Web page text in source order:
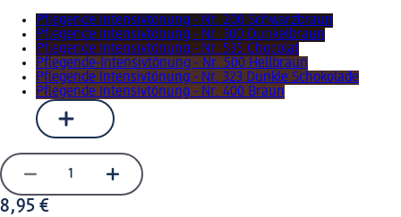
Pflegende Intensivtönung - Nr. 200 Schwarzbraun
Pflegende Intensivtönung - Nr. 300 Dunkelbraun
Pflegende Intensivtönung - Nr. 535 Chocolat
Pflegende-Intensivtönung - Nr. 500 Hellbraun
Pflegende Intensivtönung - Nr. 323 Dunkle Schokolade
Pflegende Intensivtönung - Nr. 400 Braun
8,95 €